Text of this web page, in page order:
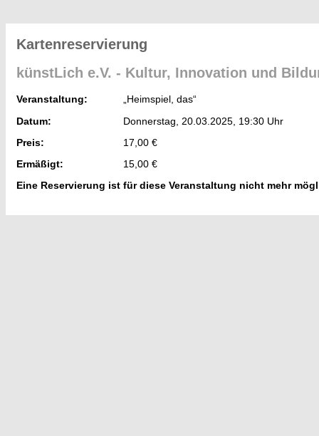
Kartenreservierung
künstLich e.V. - Kultur, Innovation und
Veranstaltung:
„Heimspiel, das“
Datum:
Donnerstag, 20.03.2025, 19:30 Uhr
Preis:
17,00 €
Ermäßigt:
15,00 €
Eine Reservierung ist für diese Veranstaltung nicht mehr